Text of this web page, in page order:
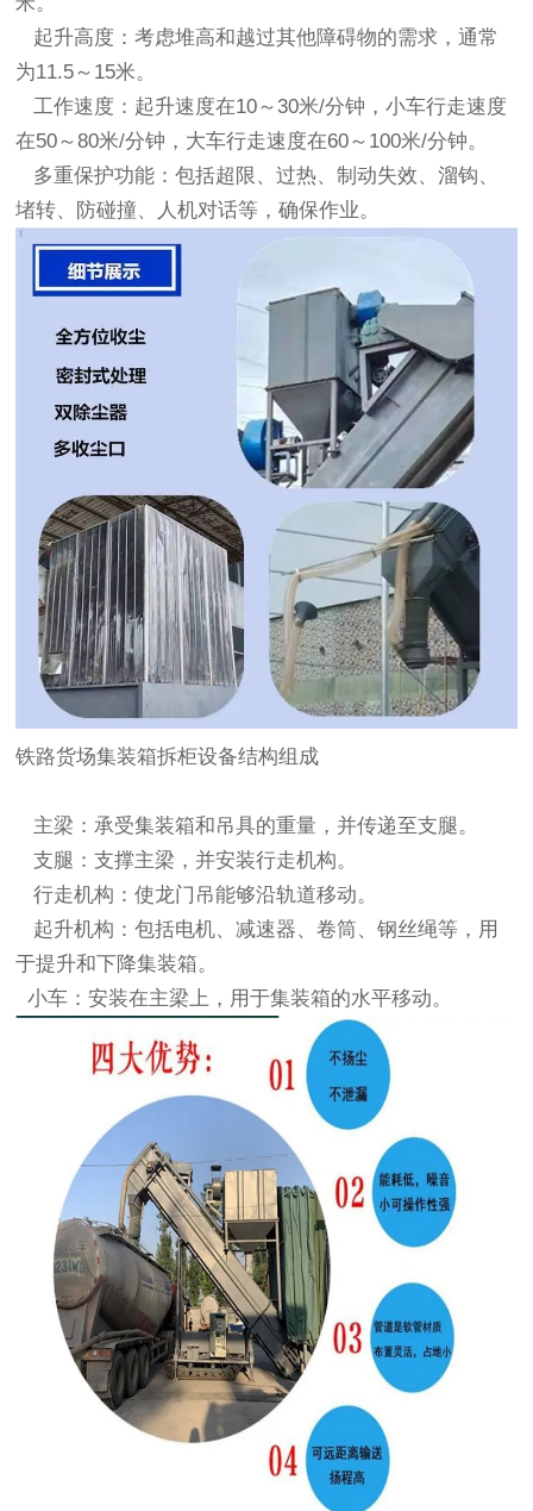
起升高度：考虑堆高和越过其他障碍物的需求，通常
为11.5～15米。
工作速度：起升速度在10～30米/分钟，小车行走速度
在50～80米/分钟，大车行走速度在60～100米/分钟。
多重保护功能：包括超限、过热、制动失效、溜钩、
堵转、防碰撞、人机对话等，确保作业。
铁路货场集装箱拆柜设备结构组成
主梁：承受集装箱和吊具的重量，并传递至支腿。
支腿：支撑主梁，并安装行走机构。
行走机构：使龙门吊能够沿轨道移动。
起升机构：包括电机、减速器、卷筒、钢丝绳等，用
于提升和下降集装箱。
小车：安装在主梁上，用于集装箱的水平移动。